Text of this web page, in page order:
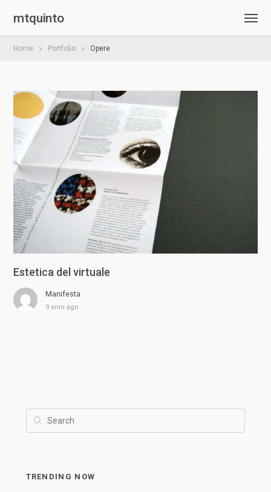
mtquinto
Home Portfolio Opere
Estetica del virtuale
Manifesta
9 anni ago
TRENDING NOW